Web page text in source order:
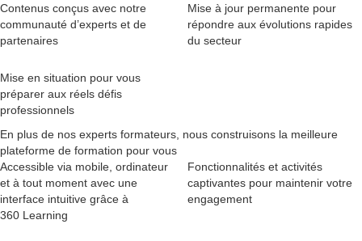
Contenus conçus avec notre
communauté d’experts et de
partenaires
Mise à jour permanente pour
répondre aux évolutions rapides
du secteur
Mise en situation pour vous
préparer aux réels défis
professionnels
En plus de nos experts formateurs, nous construisons la meilleure
plateforme de formation pour vous
Accessible via mobile, ordinateur
et à tout moment avec une
interface intuitive grâce à
360 Learning
Fonctionnalités et activités
captivantes pour maintenir votre
engagement